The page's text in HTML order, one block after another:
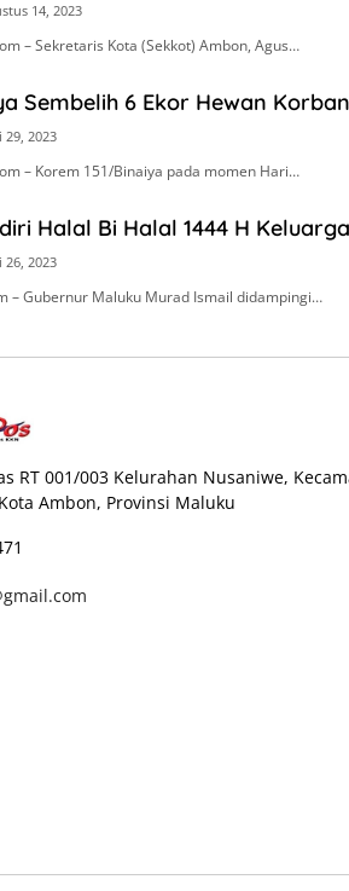
14, 2023
– Sekretaris Kota (Sekkot) Ambon, Agus…
Sembelih 6 Ekor Hewan Korban
29, 2023
– Korem 151/Binaiya pada momen Hari…
Halal Bi Halal 1444 H
26, 2023
– Gubernur Maluku Murad Ismail didampingi…
RT 001/003 Kelurahan Nusaniwe,
Ambon, Provinsi Maluku